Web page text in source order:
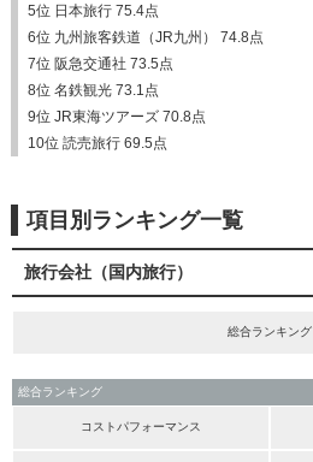
5位 日本旅行 75.4点
6位 九州旅客鉄道（JR九州） 74.8点
7位 阪急交通社 73.5点
8位 名鉄観光 73.1点
9位 JR東海ツアーズ 70.8点
10位 読売旅行 69.5点
項目別ランキング一覧
旅行会社（国内旅行）
総合ランキング
総合ランキング
コストパフォーマンス